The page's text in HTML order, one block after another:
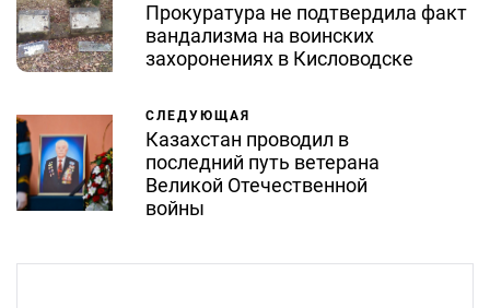
Прокуратура не подтвердила факт
вандализма на воинских
захоронениях в Кисловодске
СЛЕДУЮЩАЯ
Казахстан проводил в
последний путь ветерана
Великой Отечественной
войны